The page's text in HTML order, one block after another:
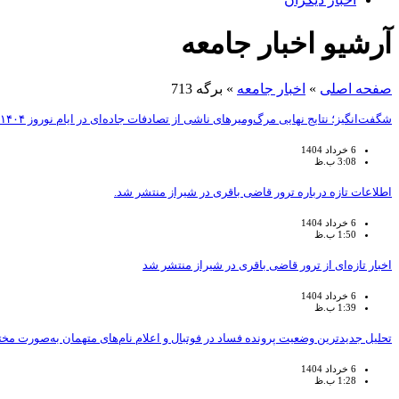
آرشیو اخبار جامعه
صفحه اصلی » اخبار جامعه » برگه 713
شگفت‌انگیز؛ نتایج نهایی مرگ‌ومیرهای ناشی از تصادفات جاده‌ای در ایام نوروز ۱۴۰۴ منتشر گردید.
6 خرداد 1404
3:08 ب.ظ
اطلاعات تازه درباره ترور قاضی باقری در شیراز منتشر شد.
6 خرداد 1404
1:50 ب.ظ
اخبار تازه‌ای از ترور قاضی باقری در شیراز منتشر شد
6 خرداد 1404
1:39 ب.ظ
تحلیل جدیدترین وضعیت پرونده فساد در فوتبال و اعلام نام‌های متهمان به‌صورت
6 خرداد 1404
1:28 ب.ظ